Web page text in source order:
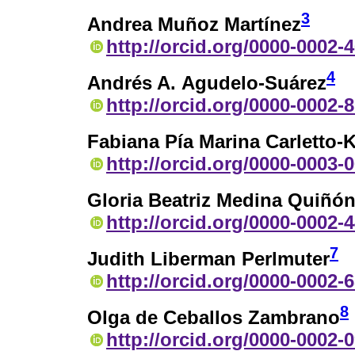
Andrea Muñoz Martínez3
http://orcid.org/0000-0002-
Andrés A. Agudelo-Suárez4
http://orcid.org/0000-0002-
Fabiana Pía Marina Carletto-
http://orcid.org/0000-0003-
Gloria Beatriz Medina
http://orcid.org/0000-0002-
Judith Liberman Perlmuter7
http://orcid.org/0000-0002-
Olga de Ceballos Zambrano8
http://orcid.org/0000-0002-